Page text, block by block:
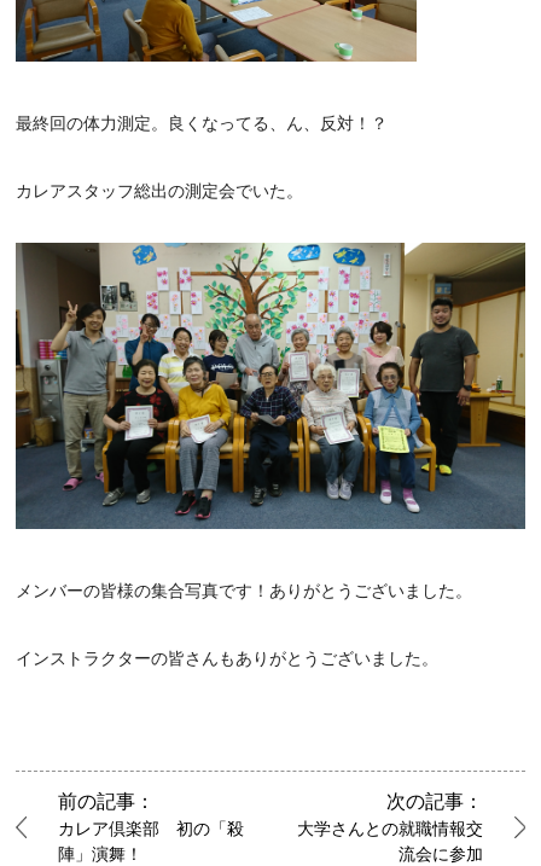
最終回の体力測定。良くなってる、ん、反対！？
カレアスタッフ総出の測定会でいた。
メンバーの皆様の集合写真です！ありがとうございました。
インストラクターの皆さんもありがとうございました。
前の記事：
カレア倶楽部 初の「殺
陣」演舞！
次の記事：
大学さんとの就職情報交
流会に参加